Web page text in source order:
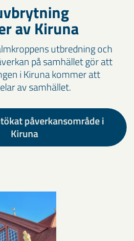
av Kiruna
utbredning och
på samhället gör att
i Kiruna kommer att
av samhället.
påverkansområde i
Kiruna